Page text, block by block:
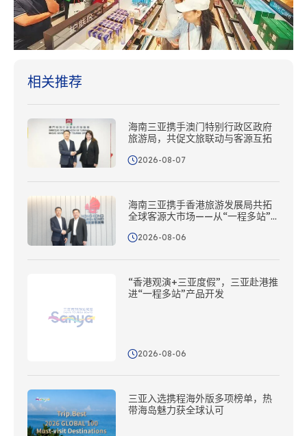
相关推荐
海南三亚携手澳门特别行政区政府
旅游局，共促文旅联动与客源互拓
2026-08-07
海南三亚携手香港旅游发展局共拓
全球客源大市场——从“一程多站”
2026-08-06
“香港观演+三亚度假”，三亚赴港推
进“一程多站”产品开发
2026-08-06
三亚入选携程海外版多项榜单，热
带海岛魅力获全球认可